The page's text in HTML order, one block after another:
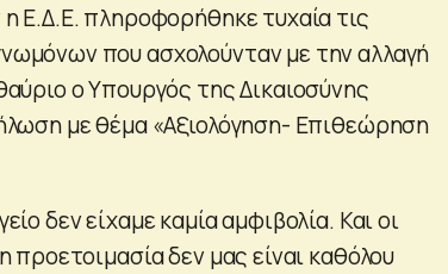
Ε.Δ.Ε. πληροφορήθηκε τυχαία τις
που ασχολούνταν με την αλλαγή
ο Υπουργός της Δικαιοσύνης
με θέμα «Αξιολόγηση- Επιθεώρηση
δεν είχαμε καμία αμφιβολία. Και οι
προετοιμασία δεν μας είναι καθόλου